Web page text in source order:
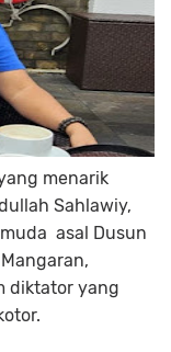
menarik
Sahlawiy,
asal Dusun
diktator yang